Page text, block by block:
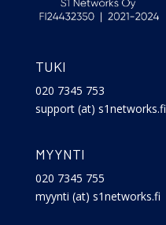
TUKI
020 7345 753
support (at) s1networks.fi
MYYNTI
020 7345 755
myynti (at) s1networks.fi